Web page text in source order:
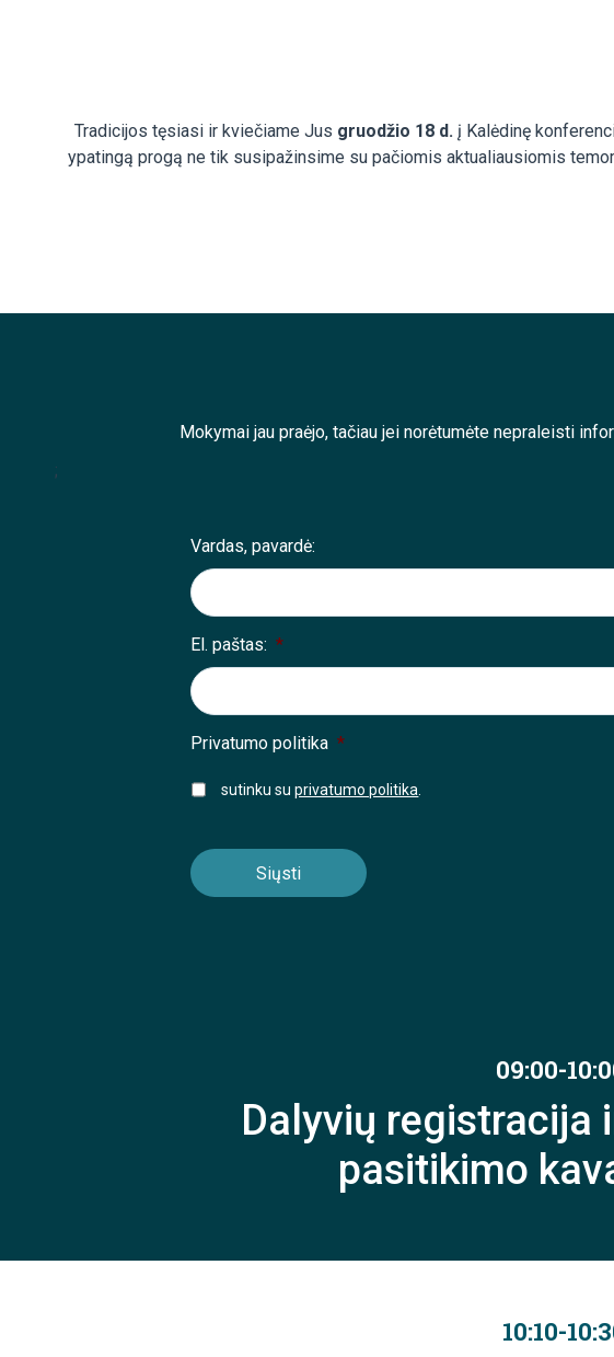
Tradicijos tęsiasi ir kviečiame Jus gruodžio 18 d.į Kalėdinę
ypatingą progą ne tik susipažinsime su pačiomis aktualiausiomis
Mokymai jau praėjo, tačiau jei norėtumėte nepraleisti
;
Vardas, pavardė:
El. paštas: *
Privatumo politika *
sutinku suprivatumo politika
09:00-
Dalyvių registracija
pasitikimo
10:10-